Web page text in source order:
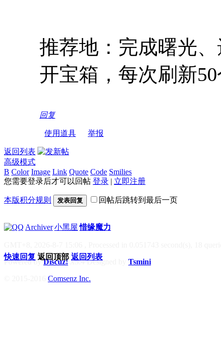
推荐地：完成曙光
开宝箱，每次刷新
回复
使用道具 举报
返回列表
高级模式
B Color Image Link Quote Code Smilies
您需要登录后才可以回帖 登录 | 立即注册
本版积分规则 发表回复 回帖后跳转到最后一页
Archiver|小黑屋|惜缘魔力
Powered byDiscuz! X3.4Designed by Tsmini
Comsenz Inc.
快速回复 返回顶部 返回列表